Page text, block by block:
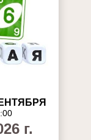
г.